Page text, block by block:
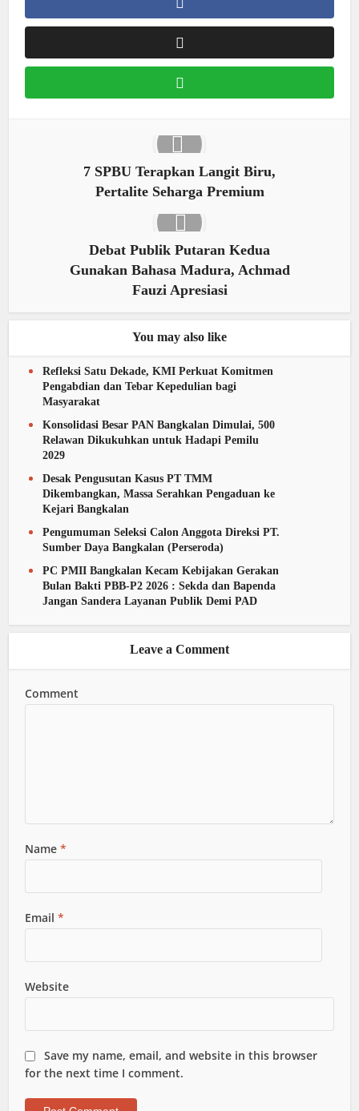
7 SPBU Terapkan Langit Biru,
Pertalite Seharga Premium
Debat Publik Putaran Kedua
Gunakan Bahasa Madura, Achmad
Fauzi Apresiasi
You may also like
Refleksi Satu Dekade, KMI Perkuat Komitmen
Pengabdian dan Tebar Kepedulian bagi
Masyarakat
Konsolidasi Besar PAN Bangkalan Dimulai, 500
Relawan Dikukuhkan untuk Hadapi Pemilu
2029
Desak Pengusutan Kasus PT TMM
Dikembangkan, Massa Serahkan Pengaduan ke
Kejari Bangkalan
Pengumuman Seleksi Calon Anggota Direksi PT.
Sumber Daya Bangkalan (Perseroda)
PC PMII Bangkalan Kecam Kebijakan Gerakan
Bulan Bakti PBB-P2 2026 : Sekda dan Bapenda
Jangan Sandera Layanan Publik Demi PAD
Leave a Comment
Comment
Name*
Email*
Website
Save my name, email, and website in this browser
for the next time I comment.